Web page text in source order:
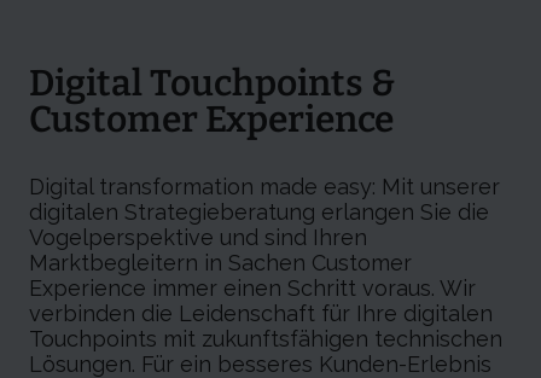
Digital Touchpoints &
Customer Experience
Digital transformation made easy: Mit unserer
digitalen Strategieberatung erlangen Sie die
Vogelperspektive und sind Ihren
Marktbegleitern in Sachen Customer
Experience immer einen Schritt voraus. Wir
verbinden die Leidenschaft für Ihre digitalen
Touchpoints mit zukunftsfähigen technischen
Lösungen. Für ein besseres Kunden-Erlebnis